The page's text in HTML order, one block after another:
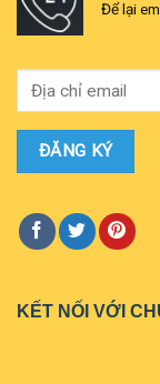
Để lại
KẾT NỐI VỚI